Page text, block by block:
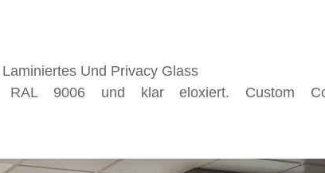
Und Privacy Glass
RAL 9006 und klar eloxiert. Custom